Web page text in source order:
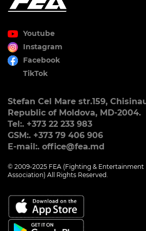
Youtube
Instagram
Facebook
TikTok
Stefan Cel Mare str.159,
Republic of Moldova, MD-2004.
Tel:. +373 22 233 983
GSM:. +373 79 406 906
E-mail:. office@fea.md
© 2009-2025 FEA (Fighting & Entertainment
Association) All Rights Reserved.